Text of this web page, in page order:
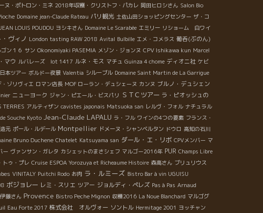
ヌ・ポトロン・ミネ 2018年収穫・クリストフ・パカレ 岡田ヒロシさん Salon Bio
Domaine jean-Claude Rateau パリ観光 土佐山田ショッピングセンター ザ・コ
LOUIS POUDOU ヨシキさん Domaine Le Scarabée エミリー リショーム 白ワイ
ヴィノ London tasting RAW 2018 Avital Bulbille エメ・コメラス 葡呑(ぶのん)
ン１６ サン Okonomiyaki PASEMIA メゾン・ジョンヌ CPV Ishikawa kun Marcel
マウ ルバレーズ lot 1417 ルネ・モス マチュ Guinza 4 chome ディオニ社 ケビ
本ツアー ボルドー夜景 Valentia シルーブル Domaine Saint Martin de La Garrigue
ゾリヴィエ ロマン店長 MOF ローラン・デュシェーヌ カンヌ ブルノ・デュシェン
ニューヨーク ジャン・ピエール・ビスパリ ＳＴＣツアー ラ・ピオッシュの
TERRES アルティザン cavistes japonais Matsuoka san レルヴ・フォル ナチュラル
Souche Kyoto Jean-Claude LAPALU ラ・フル ワインの4つの要素 フランス・
元 ポール・ルデール Montpellier ドメーヌ・シャンベルタン ドウロ 高知の石川
Bruno Duchene Chatelet Katsuyama san ダール・エ・リボ CPVメンバー マ
ー ヴァンサン・ガレタ カシェットのまさシェフ マルゴー2016年 PUR Champs Libre
トゥ・プレ Cruise ESPOA Yorozuya et Richeaume Histoire 森高さん ブリュリウス
VINITALY Puitchi Rodo お肉 ラ・ルミーズ Bistro Bar à vin UGUISU
ボジョレー レミ・スリエ ツアー ジョルディ・ペレズ Pas à Pas Arnaud
伊藤さん Provence Bistro Peche Mignon 収穫2016 La Noue Blanchard マルゴグ
Eau Forte 2017 株式会社 オルヴォー ソントル Hermitage 2001 ヨッチャン